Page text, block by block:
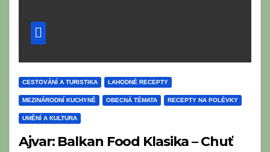
CESTOVÁNÍ A TURISTIKA LAHODNÉ RECEPTY
MEZINÁRODNÍ KUCHYNĚ OBECNÁ TÉMATA RECEPTY NA POLÉVKY
UMĚNÍ A KULTURA
Ajvar: Balkan Food Klasika – Chuť